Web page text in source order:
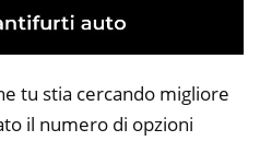
tu stia cercando migliore
il numero di opzioni